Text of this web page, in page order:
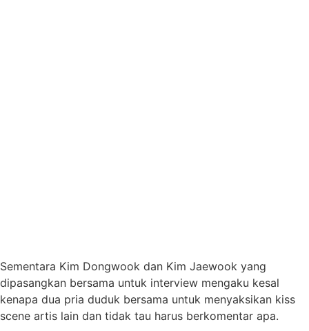
Sementara Kim Dongwook dan Kim Jaewook yang
dipasangkan bersama untuk interview mengaku kesal
kenapa dua pria duduk bersama untuk menyaksikan kiss
scene artis lain dan tidak tau harus berkomentar apa.